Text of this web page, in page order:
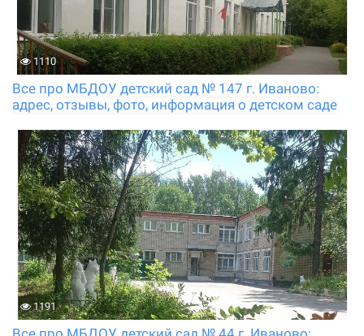
1110
Все про МБДОУ детский сад № 147 г. Иваново:
адрес, отзывы, фото, информация о детском саде
1191